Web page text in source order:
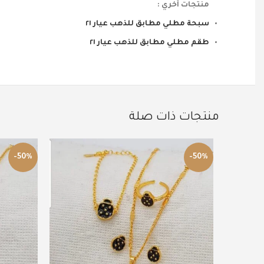
منتجات أخري :
سبحة مطلي مطابق للذهب عيار ٢١
طقم مطلي مطابق للذهب عيار ٢١
منتجات ذات صلة
-50%
-50%